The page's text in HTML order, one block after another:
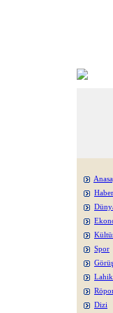
Spor
Görüş
Dizi